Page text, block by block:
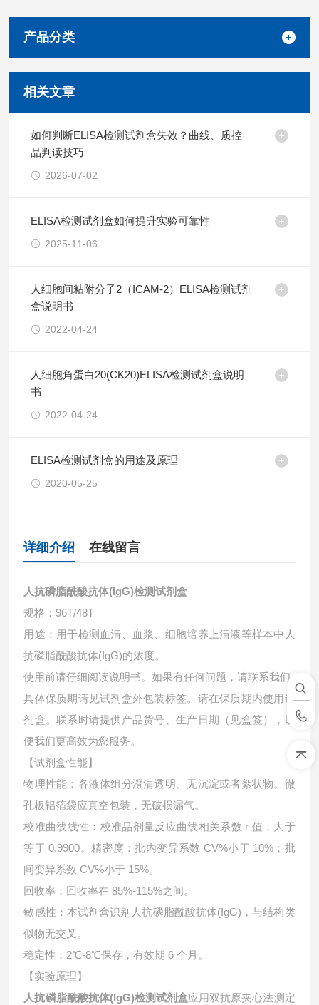
产品分类
相关文章
如何判断ELISA检测试剂盒失效？曲线、质控
品判读技巧
2026-07-02
ELISA检测试剂盒如何提升实验可靠性
2025-11-06
人细胞间粘附分子2（ICAM-2）ELISA检测试剂
盒说明书
2022-04-24
人细胞角蛋白20(CK20)ELISA检测试剂盒说明
书
2022-04-24
ELISA检测试剂盒的用途及原理
2020-05-25
详细介绍 在线留言
人抗磷脂酰酸抗体(IgG)检测试剂盒
规格：96T/48T
用途：用于检测血清、血浆、细胞培养上清液等样本中 人
抗磷脂酰酸抗体(IgG)的浓度。
使用前请仔细阅读说明书。如果有任何问题，请联系我们
具体保质期请见试剂盒外包装标签。请在保质期内使用试
剂盒。联系时请提供产品货号、生产日期（见盒签），以
便我们更高效为您服务。
【试剂盒性能】
物理性能：各液体组分澄清透明、无沉淀或者絮状物。微
孔板铝箔袋应真空包装，无破损漏气。
校准曲线线性：校准品剂量反应曲线相关系数 r 值，大于
等于 0.9900。精密度：批内变异系数 CV%小于 10%；批
间变异系数 CV%小于 15%。
回收率：回收率在 85%-115%之间。
敏感性：本试剂盒识别人抗磷脂酰酸抗体(IgG)，与结构类
似物无交叉。
稳定性：2℃-8℃保存，有效期 6 个月。
【实验原理】
人抗磷脂酰酸抗体(IgG)检测试剂盒应用双抗原夹心法测定